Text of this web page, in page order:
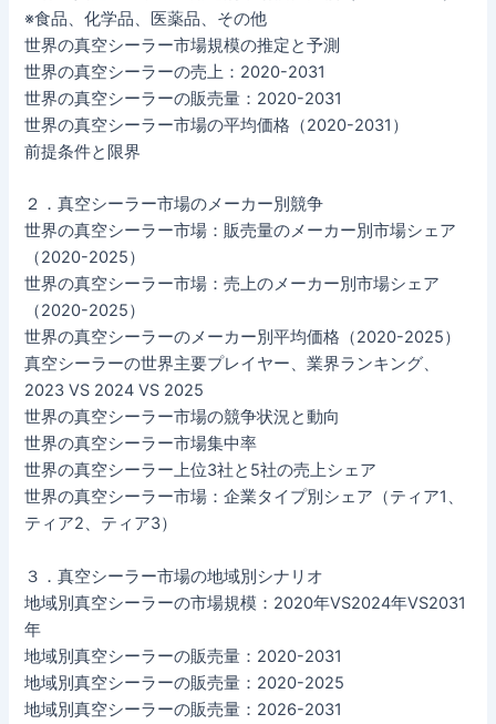
※食品、化学品、医薬品、その他
世界の真空シーラー市場規模の推定と予測
世界の真空シーラーの売上：2020-2031
世界の真空シーラーの販売量：2020-2031
世界の真空シーラー市場の平均価格（2020-2031）
前提条件と限界
２．真空シーラー市場のメーカー別競争
世界の真空シーラー市場：販売量のメーカー別市場シェア
（2020-2025）
世界の真空シーラー市場：売上のメーカー別市場シェア
（2020-2025）
世界の真空シーラーのメーカー別平均価格（2020-2025）
真空シーラーの世界主要プレイヤー、業界ランキング、
2023 VS 2024 VS 2025
世界の真空シーラー市場の競争状況と動向
世界の真空シーラー市場集中率
世界の真空シーラー上位3社と5社の売上シェア
世界の真空シーラー市場：企業タイプ別シェア（ティア1、
ティア2、ティア3）
３．真空シーラー市場の地域別シナリオ
地域別真空シーラーの市場規模：2020年VS2024年VS2031
年
地域別真空シーラーの販売量：2020-2031
地域別真空シーラーの販売量：2020-2025
地域別真空シーラーの販売量：2026-2031